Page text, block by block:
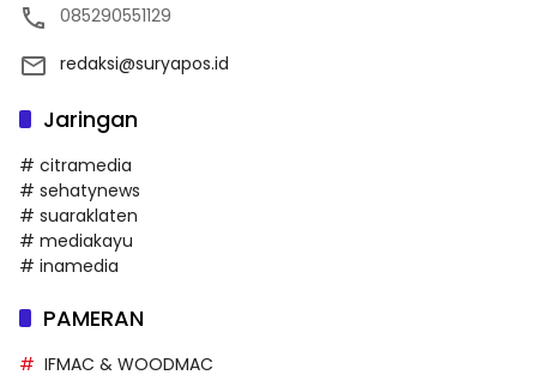
085290551129
redaksi@suryapos.id
Jaringan
# citramedia
# sehatynews
# suaraklaten
# mediakayu
# inamedia
PAMERAN
IFMAC & WOODMAC